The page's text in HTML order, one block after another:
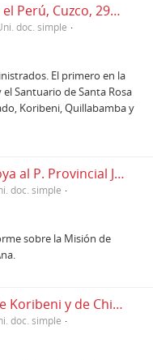
Sacramentos administrados en el Perú, Cuzco, 29/05/1933
doc. simple
El primero en la
Santuario de Santa Rosa
Koribeni, Quillabamba y
Carta del P. Vicente de Cenitagoya al P. Provincial José Cuervo, Cuzco, 24/01/1929
doc. simple
sobre la Misión de
Extracto del Libro de Cuentas de Koribeni y de Chirumbia de 1928 y Sacramentos administrados, Cuzco, 26/01/1929
doc. simple